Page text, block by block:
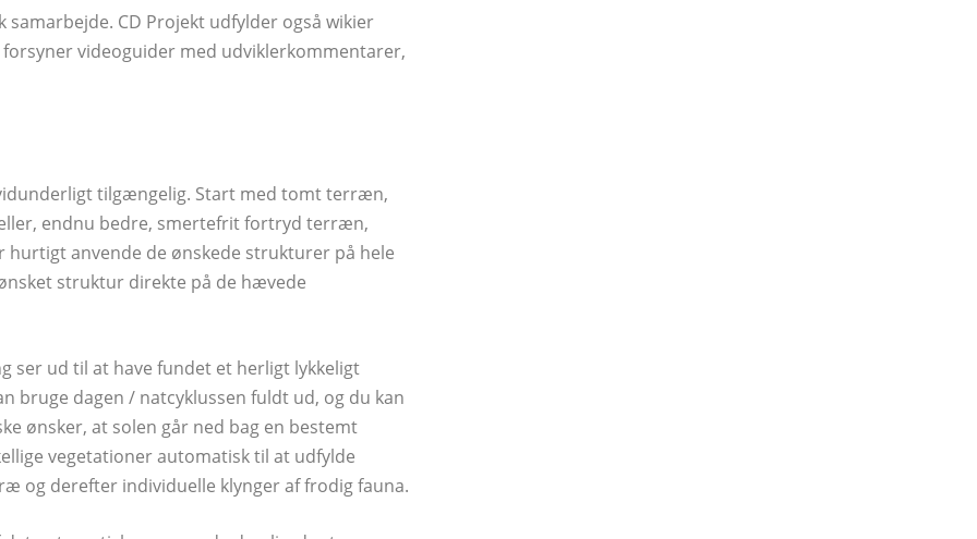
CD Projekt udfylder også wikier
videoguider med udviklerkommentarer,
tilgængelig. Start med tomt terræn,
endnu bedre, smertefrit fortryd terræn,
anvende de ønskede strukturer på hele
struktur direkte på de hævede
ser ud til at have fundet et herligt lykkeligt
bruge dagen / natcyklussen fuldt ud, og du kan
ønsker, at solen går ned bag en bestemt
vegetationer automatisk til at udfylde
og derefter individuelle klynger af frodig fauna.